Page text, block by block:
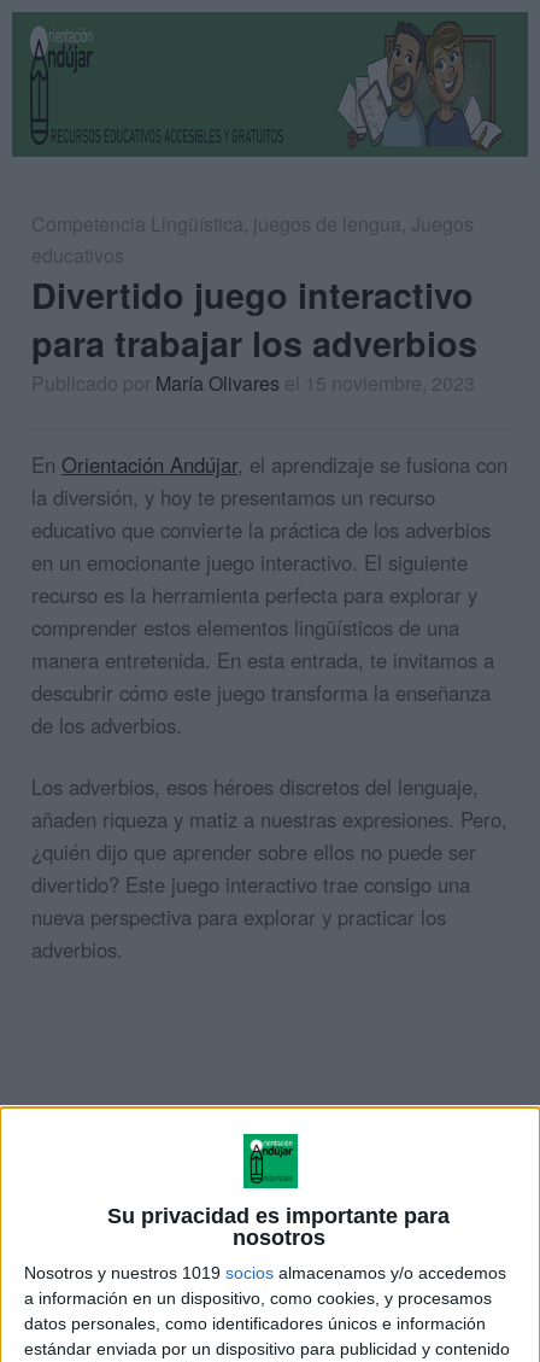
Su privacidad es importante para
nosotros
Nosotros y nuestros 1019 socios almacenamos y/o accedemos
a información en un dispositivo, como cookies, y procesamos
datos personales, como identificadores únicos e información
estándar enviada por un dispositivo para publicidad y contenido
Competencia Lingüística, juegos de lengua, Juegos
educativos
Divertido juego interactivo
para trabajar los adverbios
Publicado por María Olivares el 15 noviembre, 2023
En Orientación Andújar, el aprendizaje se fusiona con
la diversión, y hoy te presentamos un recurso
educativo que convierte la práctica de los adverbios
en un emocionante juego interactivo. El siguiente
recurso es la herramienta perfecta para explorar y
comprender estos elementos lingüísticos de una
manera entretenida. En esta entrada, te invitamos a
descubrir cómo este juego transforma la enseñanza
de los adverbios.
Los adverbios, esos héroes discretos del lenguaje,
añaden riqueza y matiz a nuestras expresiones. Pero,
¿quién dijo que aprender sobre ellos no puede ser
divertido? Este juego interactivo trae consigo una
nueva perspectiva para explorar y practicar los
adverbios.